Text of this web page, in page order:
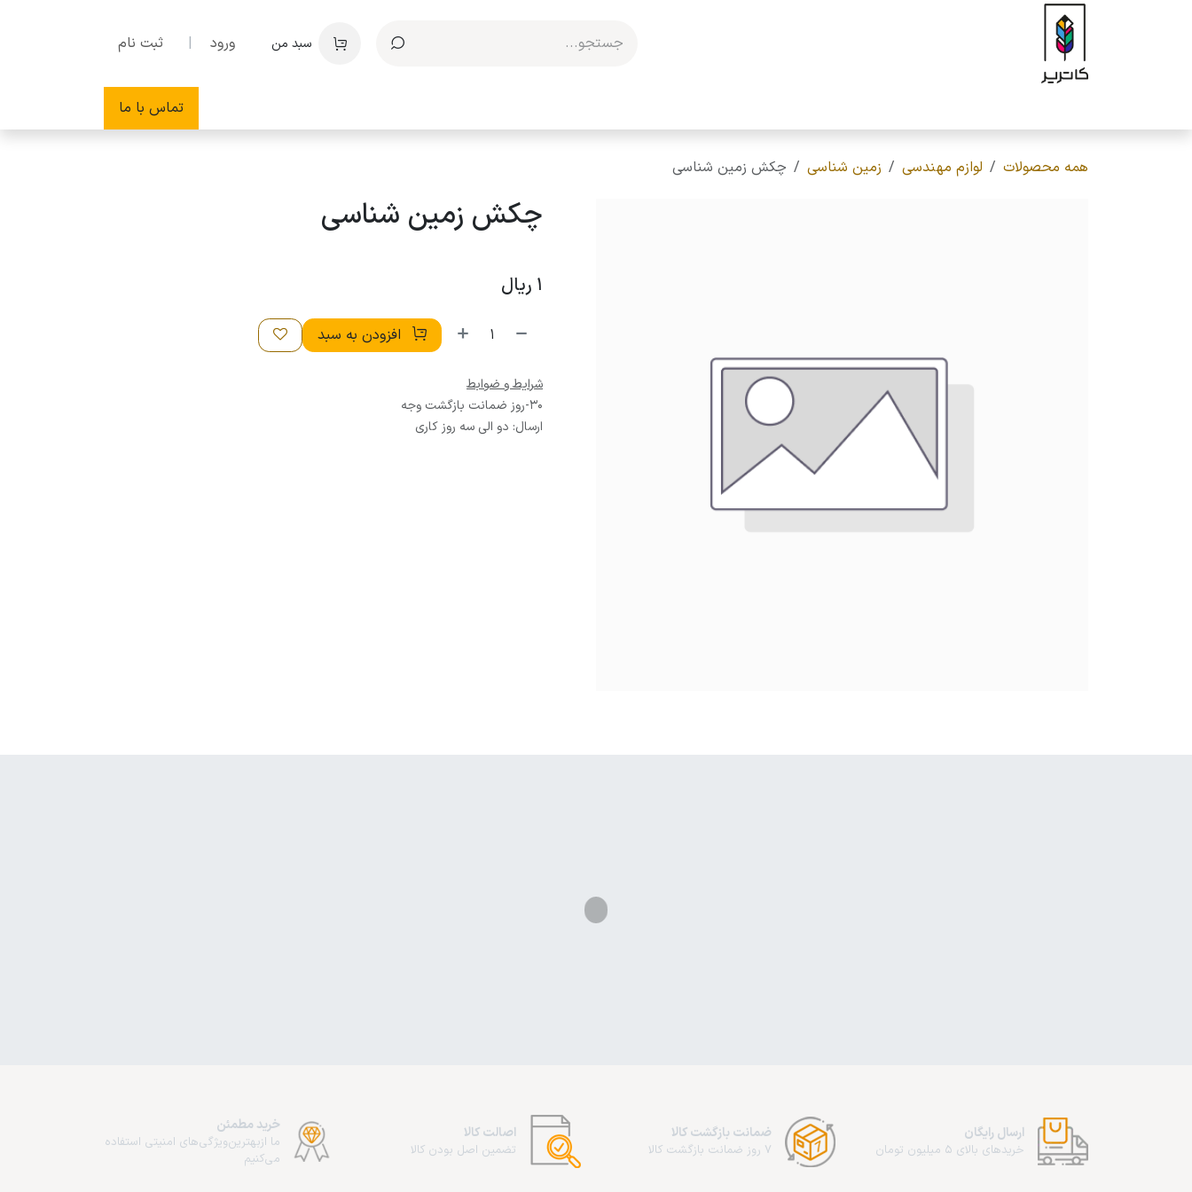
صرف نظر و مشاهده محتوا
سبد من ورود | ثبت نام
تماس با ما
همه محصولات لوازم مهندسی زمین شناسی چکش زمين شناسی
چکش زمين شناسی
1 ریال
افزودن به سبد
شرایط و ضوابط
30-روز ضمانت بازگشت وجه
ارسال: دو الی سه روز کاری
ارسال رایگان
خریدهای بالای 5 میلیون تومان
ضمانت بازگشت کالا
7 روز ضمانت بازگشت کالا
اصالت کالا
تضمین اصل بودن کالا
خرید مطمئن
ما از‌بهترین‌ویژگی‌های امنیتی استفاده
می‌کنیم